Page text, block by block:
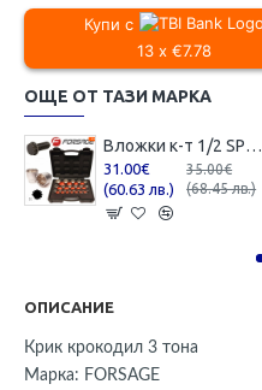
Купи с
13 x €7.78
ОЩЕ ОТ ТАЗИ МАРКА
Вложки к-т 1/2 SPLINE 12-стенни Forsage F-4194-9
31.00€
(60.63 лв.)
35.00€
(68.45 лв.)
ОПИСАНИЕ
Крик крокодил 3 тона
Марка: FORSAGE